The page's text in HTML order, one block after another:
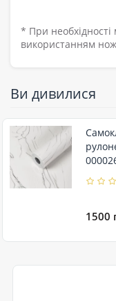
* При необхідності
використанням
Ви дивилися
1500